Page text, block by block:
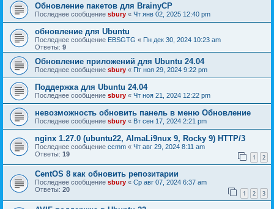
Oбновление пакетов для BrainyCP
Последнее сообщение sbury « Чт янв 02, 2025 12:40 pm
обновление для Ubuntu
Последнее сообщение EBSGTG « Пн дек 30, 2024 10:23 am
Ответы: 9
Обновление приложений для Ubuntu 24.04
Последнее сообщение sbury « Пт ноя 29, 2024 9:22 pm
Поддержка для Ubuntu 24.04
Последнее сообщение sbury « Чт ноя 21, 2024 12:22 pm
невозможность обновить панель в меню Обновление
Последнее сообщение sbury « Вт сен 17, 2024 2:21 pm
nginx 1.27.0 (ubuntu22, AlmaLi9nux 9, Rocky 9) HTTP/3
Последнее сообщение ccmm « Чт авг 29, 2024 8:11 am
Ответы: 19 1 2
CentOS 8 как обновить репозитарии
Последнее сообщение sbury « Ср авг 07, 2024 6:37 am
Ответы: 20 1 2 3